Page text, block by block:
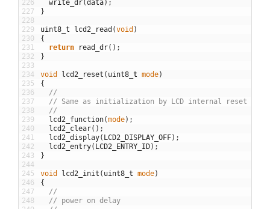
226
227
228
229
230
231
232
233
234
235
236
237
238
239
240
241
242
243
244
245
246
247
248
write_dr(data) ;
}
uint8 t lcd2_read (void )
{
return
read_dr( ) ;
}
void lcd2_reset ( uint8 t mode)
{
//
// Same as initialization by LCD internal reset
//
lcd2_function(mode) ;
lcd2_clear( ) ;
lcd2_display( LCD2_DISPLAY_OFF) ;
lcd2_entry( LCD2_ENTRY_ID) ;
}
void lcd2_init ( uint8 t mode)
{
//
// power on delay